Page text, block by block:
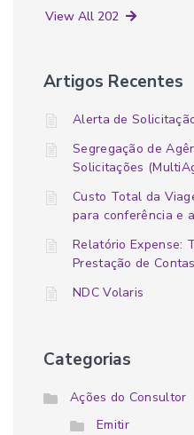
View All 202
Artigos Recentes
Alerta de
Segregação de
Solicitações
Custo Total da
para conferência e
Relatório Expense:
Prestação de Contas
NDC Volaris
Categorias
Ações do Consultor
Emitir